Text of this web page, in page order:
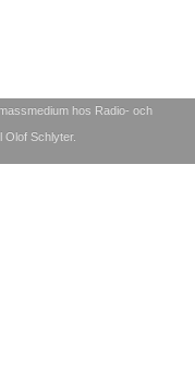
hos Radio- och
Olof Schlyter.